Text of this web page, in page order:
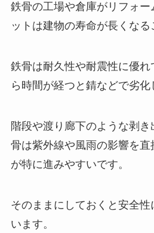
鉄骨の工場や倉庫がリフォー
ットは建物の寿命が長くなる
鉄骨は耐久性や耐震性に優
ら時間が経つと錆などで劣化
階段や渡り廊下のような剥
骨は紫外線や風雨の影響を
が特に進みやすいです。
そのままにしておくと安全性
います。